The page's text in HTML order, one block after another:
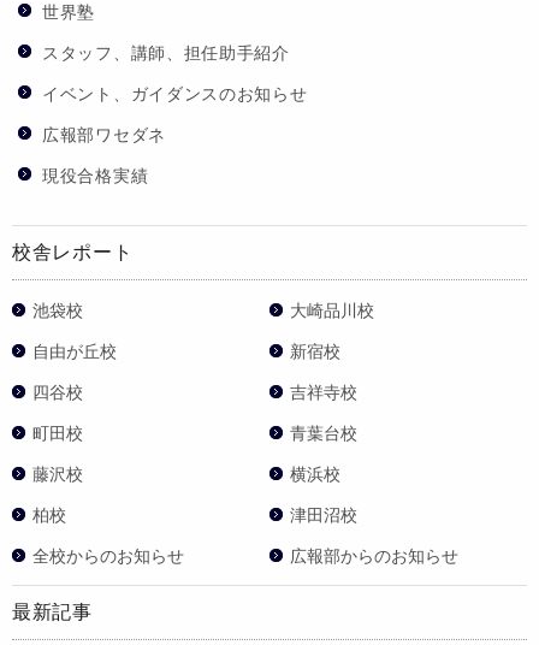
世界塾
スタッフ、講師、担任助手紹介
イベント、ガイダンスのお知らせ
広報部ワセダネ
現役合格実績
校舎レポート
池袋校 大崎品川校
自由が丘校 新宿校
四谷校 吉祥寺校
町田校 青葉台校
藤沢校 横浜校
柏校 津田沼校
全校からのお知らせ 広報部からのお知らせ
最新記事